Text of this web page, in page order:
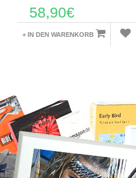
58,90€
+ IN DEN WARENKORB